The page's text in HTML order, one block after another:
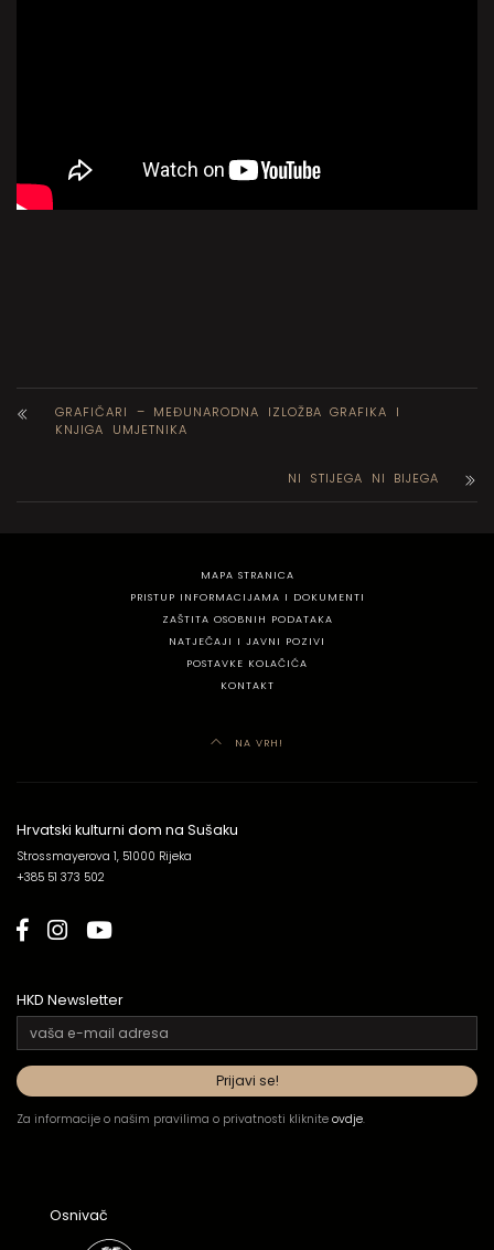
GRAFIČARI – MEĐUNARODNA IZLOŽBA GRAFIKA I
KNJIGA UMJETNIKA
NI STIJEGA NI BIJEGA
MAPA STRANICA
PRISTUP INFORMACIJAMA I DOKUMENTI
ZAŠTITA OSOBNIH PODATAKA
NATJEČAJI I JAVNI POZIVI
POSTAVKE KOLAČIĆA
KONTAKT
NA VRH!
Hrvatski kulturni dom na Sušaku
Strossmayerova 1, 51000 Rijeka
+385 51 373 502
HKD Newsletter
Za informacije o našim pravilima o privatnosti kliknite ovdje.
Osnivač